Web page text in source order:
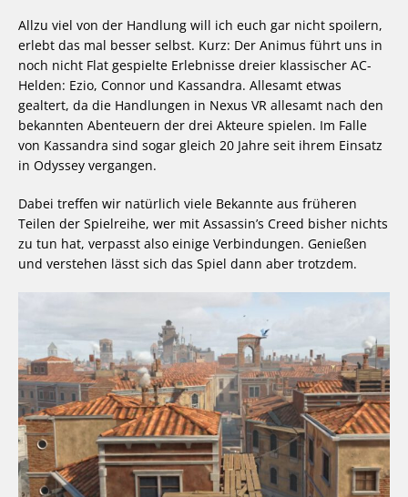
Allzu viel von der Handlung will ich euch gar nicht spoilern,
erlebt das mal besser selbst. Kurz: Der Animus führt uns in
noch nicht Flat gespielte Erlebnisse dreier klassischer AC-
Helden: Ezio, Connor und Kassandra. Allesamt etwas
gealtert, da die Handlungen in Nexus VR allesamt nach den
bekannten Abenteuern der drei Akteure spielen. Im Falle
von Kassandra sind sogar gleich 20 Jahre seit ihrem Einsatz
in Odyssey vergangen.
Dabei treffen wir natürlich viele Bekannte aus früheren
Teilen der Spielreihe, wer mit Assassin’s Creed bisher nichts
zu tun hat, verpasst also einige Verbindungen. Genießen
und verstehen lässt sich das Spiel dann aber trotzdem.